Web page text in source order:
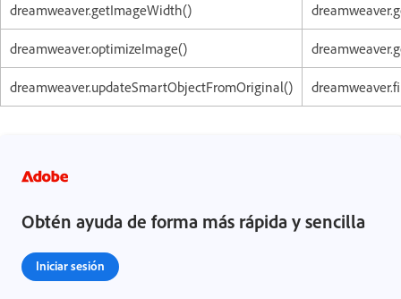
dreamweaver.getImageWidth()
dreamweaver.optimizeImage()
dreamweaver.updateSmartObjectFromOriginal()
Obtén ayuda de forma más rápida y sencilla
Iniciar sesión